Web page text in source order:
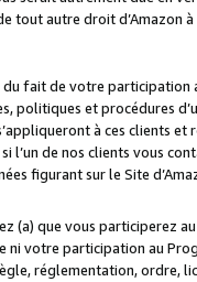
tout autre droit
fait de votre
politiques et procédures
à ces clients
l’un de nos clients vous
figurant sur le Site
(a) que vous participerez
ni votre participation au
réglementation, ordre,